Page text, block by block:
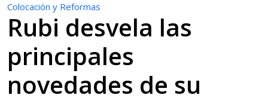
Colocación y Reformas
Rubi desvela las
principales
novedades de su